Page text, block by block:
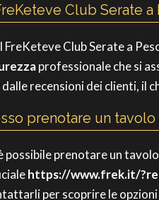
Club Serate
FreKeteve Club Serate a
professionale che si
dalle recensioni dei clienti, il
prenotare un tavolo
possibile prenotare un
https://www.frek.it/
per scoprire le